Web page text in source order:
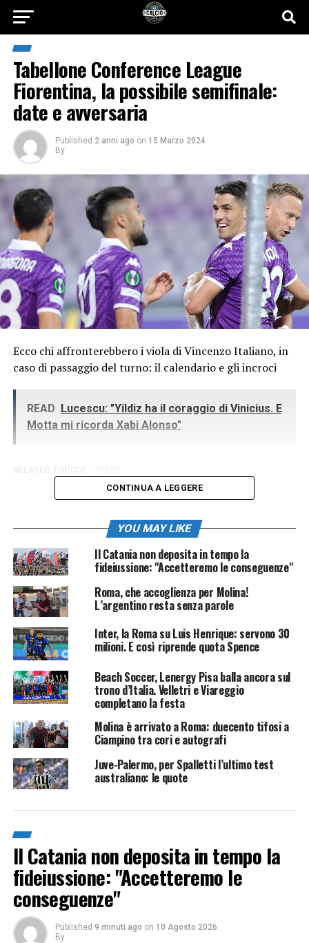
Tabellone Conference League
Fiorentina, la possibile semifinale:
date e avversaria
Published 2 anni ago on 15 Marzo 2024
By
Ecco chi affronterebbero i viola di Vincenzo Italiano, in
caso di passaggio del turno: il calendario e gli incroci
READ Lucescu: "Yildiz ha il coraggio di Vinicius. E
Motta mi ricorda Xabi Alonso"
CONTINUA A LEGGERE
YOU MAY LIKE
Il Catania non deposita in tempo la
fideiussione: "Accetteremo le conseguenze"
Roma, che accoglienza per Molina!
L’argentino resta senza parole
Inter, la Roma su Luis Henrique: servono 30
milioni. E così riprende quota Spence
Beach Soccer, Lenergy Pisa balla ancora sul
trono d’Italia. Velletri e Viareggio
completano la festa
Molina è arrivato a Roma: duecento tifosi a
Ciampino tra cori e autografi
Juve-Palermo, per Spalletti l’ultimo test
australiano: le quote
Il Catania non deposita in tempo la
fideiussione: "Accetteremo le
conseguenze"
Published 9 minuti ago on 10 Agosto 2026
By